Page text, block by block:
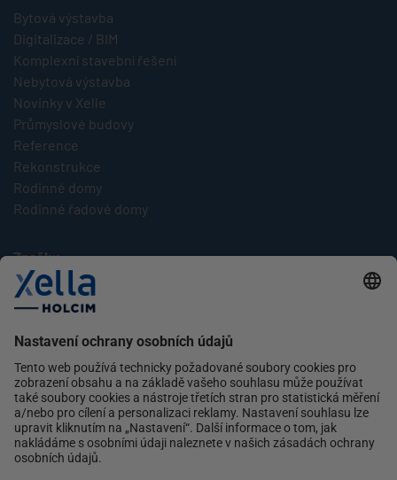
Bytová výstavba
Digitalizace / BIM
Komplexní stavební řešení
Nebytová výstavba
Novinky v Xelle
Průmyslové budovy
Reference
Rekonstrukce
Rodinné domy
Rodinné řadové domy
Značky
Multipor
Silka
Xella
Kontakt
Ochrana osobních údajů